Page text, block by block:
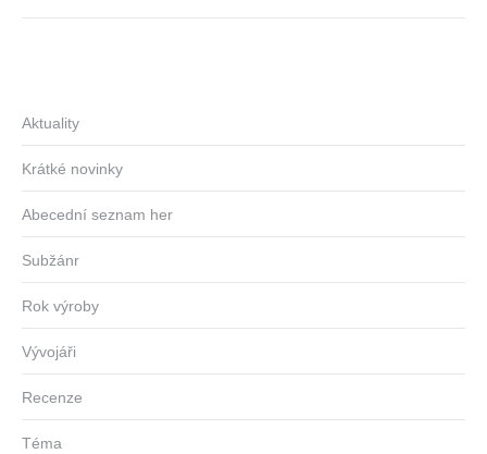
Aktuality
Krátké novinky
Abecední seznam her
Subžánr
Rok výroby
Vývojáři
Recenze
Téma